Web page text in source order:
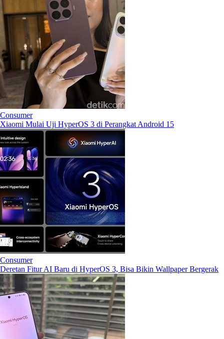
Consumer
Xiaomi Mulai Uji HyperOS 3 di Perangkat Android 15
Consumer
Deretan Fitur AI Baru di HyperOS 3, Bisa Bikin Wallpaper Bergerak